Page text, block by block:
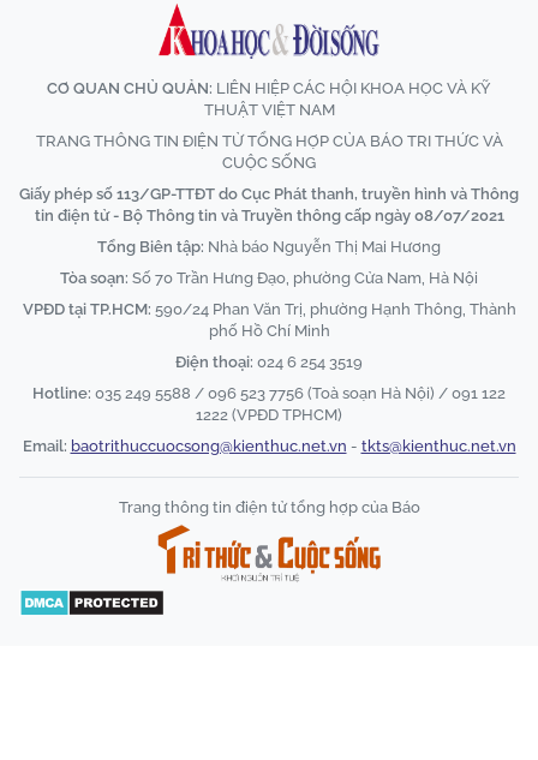
CƠ QUAN CHỦ QUẢN: LIÊN HIỆP CÁC HỘI KHOA HỌC VÀ KỸ
THUẬT VIỆT NAM
TRANG THÔNG TIN ĐIỆN TỬ TỔNG HỢP CỦA BÁO TRI THỨC VÀ
CUỘC SỐNG
Giấy phép số 113/GP-TTĐT do Cục Phát thanh, truyền hình và Thông
tin điện tử - Bộ Thông tin và Truyền thông cấp ngày 08/07/2021
Tổng Biên tập: Nhà báo Nguyễn Thị Mai Hương
Tòa soạn: Số 70 Trần Hưng Đạo, phường Cửa Nam, Hà Nội
VPĐD tại TP.HCM: 590/24 Phan Văn Trị, phường Hạnh Thông, Thành
phố Hồ Chí Minh
Điện thoại: 024 6 254 3519
Hotline: 035 249 5588 / 096 523 7756 (Toà soạn Hà Nội) / 091 122
1222 (VPĐD TPHCM)
Email: baotrithuccuocsong@kienthuc.net.vn - tkts@kienthuc.net.vn
Trang thông tin điện tử tổng hợp của Báo